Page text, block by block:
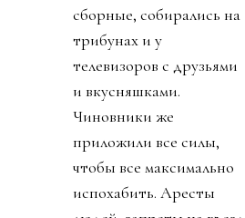
сборные, собирались на
трибунах и у
телевизоров с друзьями
и вкусняшками.
Чиновники же
приложили все силы,
чтобы все максимально
испохабить. Аресты